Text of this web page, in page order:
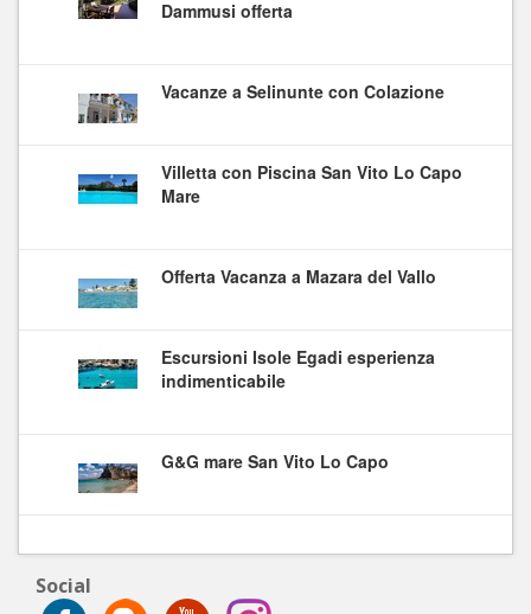
Dammusi offerta
Vacanze a Selinunte con Colazione
Villetta con Piscina San Vito Lo Capo
Mare
Offerta Vacanza a Mazara del Vallo
Escursioni Isole Egadi esperienza
indimenticabile
G&G mare San Vito Lo Capo
Social